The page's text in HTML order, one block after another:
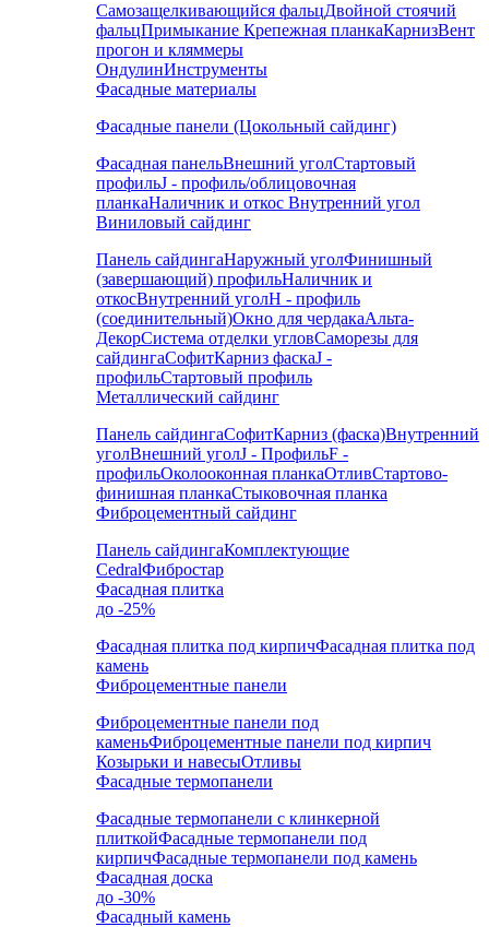
Самозащелкивающийся фальцДвойной стоячий
фальцПримыкание Крепежная планкаКарнизВент
прогон и кляммеры
ОндулинИнструменты
Фасадные материалы
Фасадные панели (Цокольный сайдинг)
Фасадная панельВнешний уголСтартовый
профильJ - профиль/облицовочная
планкаНаличник и откос Внутренний угол
Виниловый сайдинг
Панель сайдингаНаружный уголФинишный
(завершающий) профильНаличник и
откосВнутренний уголH - профиль
(соединительный)Окно для чердакаАльта-
ДекорСистема отделки угловСаморезы для
сайдингаСофитКарниз фаскаJ -
профильСтартовый профиль
Металлический сайдинг
Панель сайдингаСофитКарниз (фаска)Внутренний
уголВнешний уголJ - ПрофильF -
профильОколооконная планкаОтливСтартово-
финишная планкаСтыковочная планка
Фиброцементный сайдинг
Панель сайдингаКомплектующие
CedralФибростар
Фасадная плитка
до -25%
Фасадная плитка под кирпичФасадная плитка под
камень
Фиброцементные панели
Фиброцементные панели под
каменьФиброцементные панели под кирпич
Козырьки и навесыОтливы
Фасадные термопанели
Фасадные термопанели с клинкерной
плиткойФасадные термопанели под
кирпичФасадные термопанели под камень
Фасадная доска
до -30%
Фасадный камень